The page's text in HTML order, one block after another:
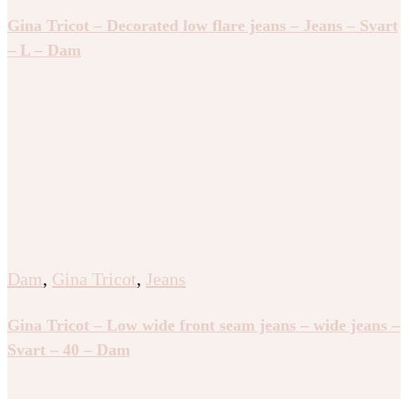
Gina Tricot – Decorated low flare jeans – Jeans – Svart
– L – Dam
Dam, Gina Tricot, Jeans
Gina Tricot – Low wide front seam jeans – wide jeans –
Svart – 40 – Dam